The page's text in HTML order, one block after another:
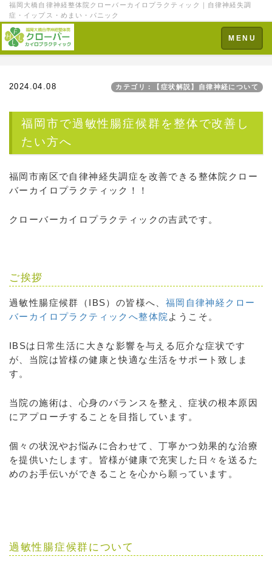
福岡大橋自律神経整体院クローバーカイロプラクティック｜自律神経失調
症・イップス・めまい・パニック
Toggle
navigation
MENU
2024.04.08 カテゴリ：【症状解説】自律神経について
福岡市で過敏性腸症候群を整体で改善し
たい方へ
福岡市南区で自律神経失調症を改善できる整体院クロー
バーカイロプラクティック！！
クローバーカイロプラクティックの吉武です。
ご挨拶
過敏性腸症候群（IBS）の皆様へ、 福岡自律神経クロー
バーカイロプラクティックへ整体院 ようこそ。
IBSは日常生活に大きな影響を与える厄介な症状です
が、当院は皆様の健康と快適な生活をサポート致しま
す。
当院の施術は、心身のバランスを整え、症状の根本原因
にアプローチすることを目指しています。
個々の状況やお悩みに合わせて、丁寧かつ効果的な治療
を提供いたします。皆様が健康で充実した日々を送るた
めのお手伝いができることを心から願っています。
過敏性腸症候群について